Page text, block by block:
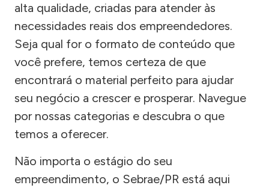
alta qualidade, criadas para atender às
necessidades reais dos empreendedores.
Seja qual for o formato de conteúdo que
você prefere, temos certeza de que
encontrará o material perfeito para ajudar
seu negócio a crescer e prosperar. Navegue
por nossas categorias e descubra o que
temos a oferecer.
Não importa o estágio do seu
empreendimento, o Sebrae/PR está aqui